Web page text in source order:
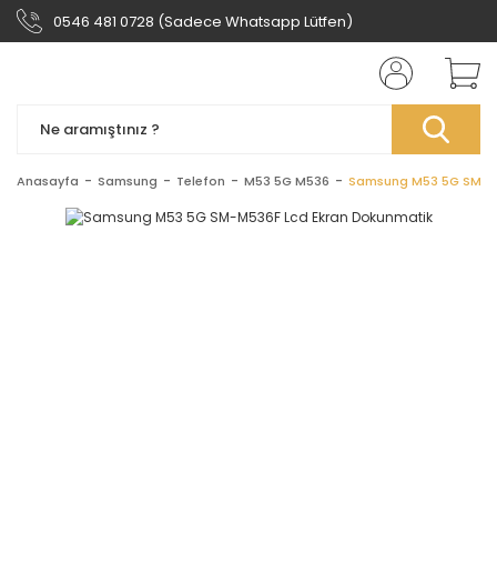
0546 481 0728 (Sadece Whatsapp Lütfen)
Anasayfa Samsung Telefon M53 5G M536 Samsung M53 5G SM-